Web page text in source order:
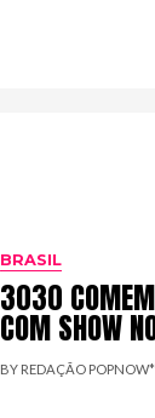
BRASIL
3030
COM SHOW
BY REDAÇÃO POPNOW*